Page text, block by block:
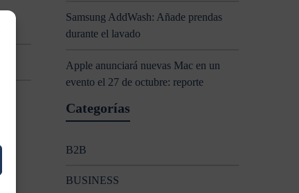
Samsung AddWash: Añade prendas
durante el lavado
Apple anunciará nuevas Mac en un
evento el 27 de octubre: reporte
Categorías
B2B
BUSINESS